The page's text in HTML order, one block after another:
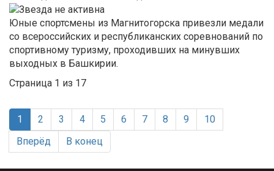
Юные спортсмены из Магнитогорска привезли медали
со всероссийских и республиканских соревнований по
спортивному туризму, проходивших на минувших
выходных в Башкирии.
Страница 1 из 17
1 2 3 4 5 6 7 8 9
10
Вперёд
В конец